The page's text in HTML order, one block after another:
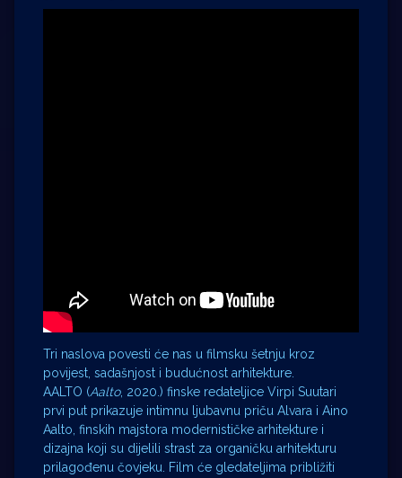
Tri naslova povesti će nas u filmsku šetnju kroz
povijest, sadašnjost i budućnost arhitekture.
AALTO (Aalto, 2020.) finske redateljice Virpi Suutari
prvi put prikazuje intimnu ljubavnu priču Alvara i Aino
Aalto, finskih majstora modernističke arhitekture i
dizajna koji su dijelili strast za organičku arhitekturu
prilagođenu čovjeku. Film će gledateljima približiti